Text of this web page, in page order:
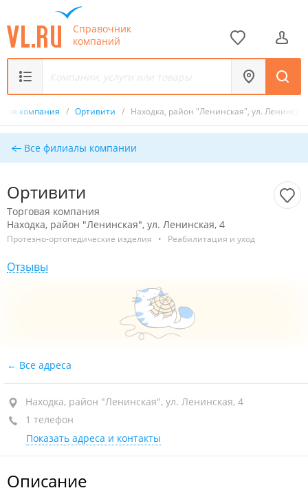
Справочник
компаний
компания / Ортивити / Находка, район "Ленинская", ул.
Все филиалы компании
Ортивити
Торговая компания
Находка, район "Ленинская", ул. Ленинская, 4
Протезно-ортопедические изделия • Реабилитация и уход
Отзывы
Все адреса
Находка, район "Ленинская", ул. Ленинская, 4
1 телефон
Показать адреса и контакты
Описание